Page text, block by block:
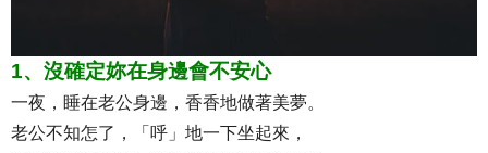
1、沒確定妳在身邊會不安心
一夜，睡在老公身邊，香香地做著美夢。
老公不知怎了，「呼」地一下坐起來，